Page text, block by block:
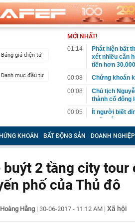
Bảng giá điện tử
Danh mục đầu tư
MỚI NHẤT!
01:14
Phát hiện bất
xét nhiều căn
tiền hơn
00:08
Chứng khoán
00:08
Chủ tịch
thành cổ đông
00:05
Ít người biết
trekking
Việt Nam có
giường bệnh,
00:05
56 mã chứng
00:03
Một doanh
năm 2026, lợi
Chứng khoán
ngay trong
KHOÁN BẤT ĐỘNG SẢN DOANH NGHIỆP
buýt 2 tầng city
phố của Thủ đô
Hằng | 30-06-2017 - 11:12 AM | Xã hội